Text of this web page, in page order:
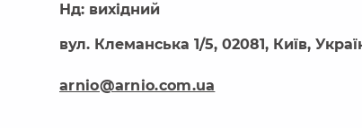
Нд: вихідний
вул. Клеманська 1/5, 02081, Київ,
arnio@arnio.com.ua